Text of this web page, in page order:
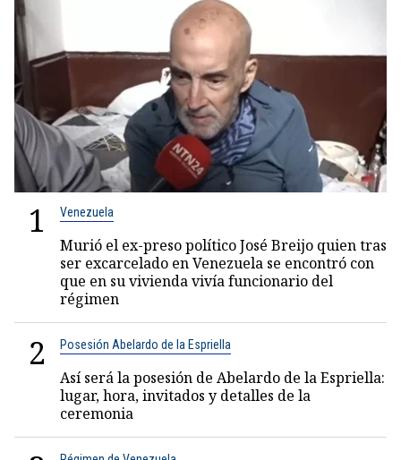
1 Venezuela
Murió el ex-preso político José Breijo quien tras
ser excarcelado en Venezuela se encontró con
que en su vivienda vivía funcionario del
régimen
2 Posesión Abelardo de la Espriella
Así será la posesión de Abelardo de la Espriella:
lugar, hora, invitados y detalles de la
ceremonia